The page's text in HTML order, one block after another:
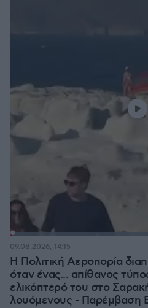
Η Πολιτική Αεροπορία
όταν ένας... απίθανος
ελικόπτερό του στο
λουόμενους - Παρέμβαση
09.08.2026, 14:15